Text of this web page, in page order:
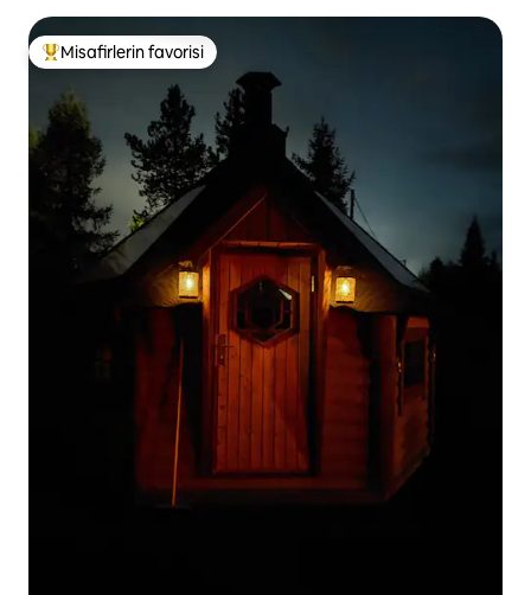
Misafirlerin favorilerinden en beğenilenler arasında
Misafirlerin favorisi